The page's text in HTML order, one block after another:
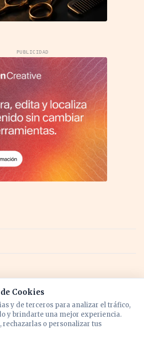
PUBLICIDAD
Cookies
y de terceros para analizar el tráfico,
y brindarte una mejor experiencia.
rechazarlas o personalizar tus